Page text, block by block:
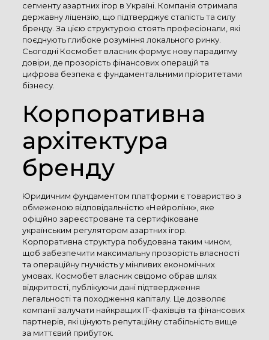
сегменту азартних ігор в Україні. Компанія отримала
державну ліцензію, що підтверджує сталість та силу
бренду. За цією структурою стоять професіонали, які
поєднують глибоке розуміння локального ринку.
Сьогодні Космобет власник формує нову парадигму
довіри, де прозорість фінансових операцій та
цифрова безпека є фундаментальними пріоритетами
бізнесу.
Корпоративна
архітектура
бренду
Юридичним фундаментом платформи є товариство з
обмеженою відповідальністю «Нейролінк», яке
офіційно зареєстроване та сертифіковане
українським регулятором азартних ігор.
Корпоративна структура побудована таким чином,
щоб забезпечити максимальну прозорість власності
та операційну гнучкість у мінливих економічних
умовах. Космобет власник свідомо обрав шлях
відкритості, публікуючи дані підтвердження
легальності та походження капіталу. Це дозволяє
компанії залучати найкращих IT-фахівців та фінансових
партнерів, які цінують репутаційну стабільність вище
за миттєвий прибуток.